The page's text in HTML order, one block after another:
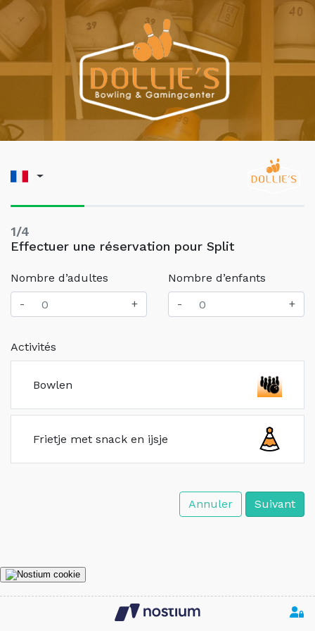
1/4
Effectuer une réservation pour Split
Nombre d’adultes
-
+
Nombre d’enfants
-
+
Activités
Bowlen
Frietje met snack en ijsje
Annuler Suivant